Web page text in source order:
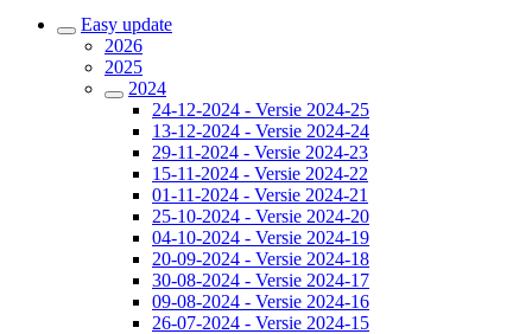
Easy update
2026
2025
2024
24-12-2024 - Versie 2024-25
13-12-2024 - Versie 2024-24
29-11-2024 - Versie 2024-23
15-11-2024 - Versie 2024-22
01-11-2024 - Versie 2024-21
25-10-2024 - Versie 2024-20
04-10-2024 - Versie 2024-19
20-09-2024 - Versie 2024-18
30-08-2024 - Versie 2024-17
09-08-2024 - Versie 2024-16
26-07-2024 - Versie 2024-15